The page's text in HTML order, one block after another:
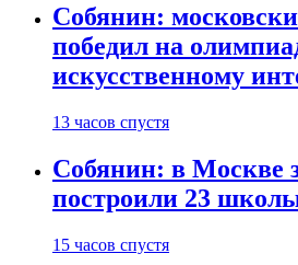
Собянин:
победил на
искусственному
13 часов спустя
Собянин: в Москве
построили 23
15 часов спустя